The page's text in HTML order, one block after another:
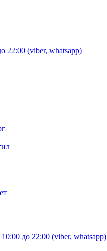
22:00 (viber, whatsapp)
10:00 до 22:00 (viber, whatsapp)